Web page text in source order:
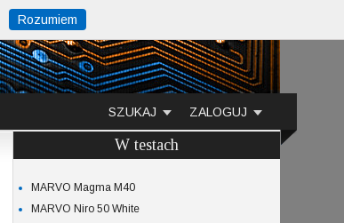
ZALOGUJ
SZUKAJ
W testach
MARVO Magma M40
MARVO Niro 50 White
Rozumiem